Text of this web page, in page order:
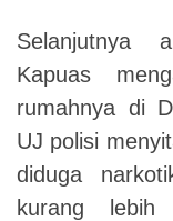
Selanjutnya
Kapuas
rumahnya di
UJ polisi
diduga
kurang